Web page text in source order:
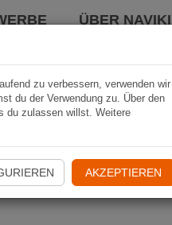
ÜBER NAVIKI
zu verbessern, verwenden wir
du der Verwendung zu. Über den
du zulassen willst. Weitere
AKZEPTIEREN